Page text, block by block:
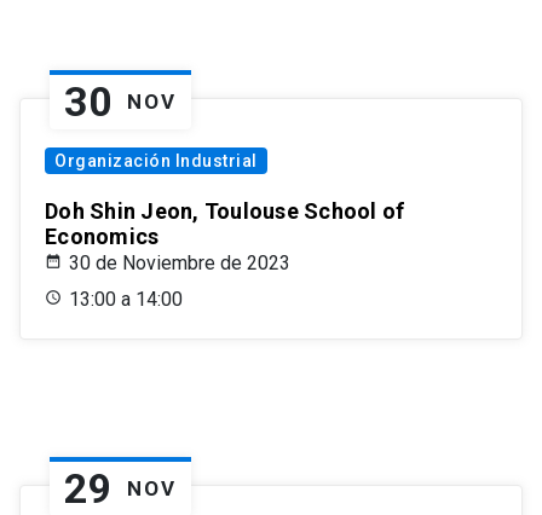
30 NOV
Organización Industrial
Doh Shin Jeon, Toulouse School of
Economics
30 de Noviembre de 2023
13:00 a 14:00
29 NOV